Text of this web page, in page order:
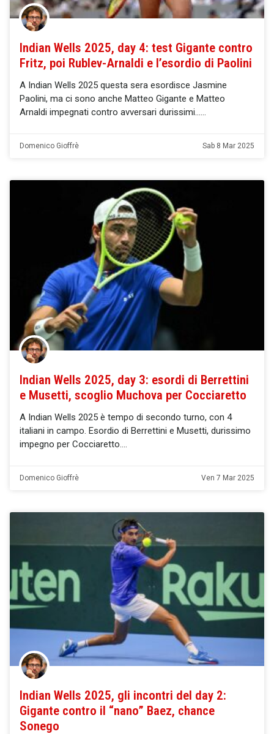
Indian Wells 2025, day 4: test Gigante contro
Fritz, poi Rublev-Arnaldi e l’esordio di Paolini
A Indian Wells 2025 questa sera esordisce Jasmine
Paolini, ma ci sono anche Matteo Gigante e Matteo
Arnaldi impegnati contro avversari durissimi…
Domenico Gioffrè Sab 8 Mar 2025
Indian Wells 2025, day 3: esordi di Berrettini
e Musetti, scoglio Muchova per Cocciaretto
A Indian Wells 2025 è tempo di secondo turno, con 4
italiani in campo. Esordio di Berrettini e Musetti, durissimo
impegno per Cocciaretto.
Domenico Gioffrè Ven 7 Mar 2025
Indian Wells 2025, gli incontri del day 2:
Gigante contro il “nano” Baez, chance
Sonego